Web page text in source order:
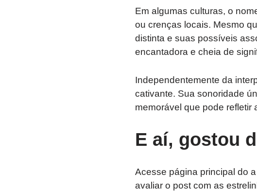
Em algumas culturas, o
ou crenças locais. Mesmo
distinta e suas possíveis
encantadora e cheia de
Independentemente da
cativante. Sua sonoridade
memorável que pode refletir
E aí, gostou
Acesse página principal do a
avaliar o post com as